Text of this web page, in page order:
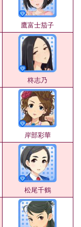
鷹富士茄子
柊志乃
岸部彩華
松尾千鶴